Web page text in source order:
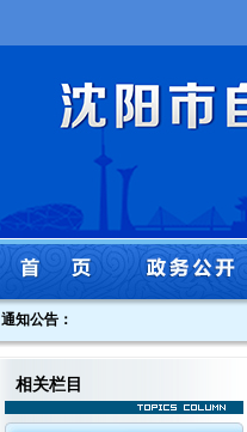
通知公告：
相关栏目